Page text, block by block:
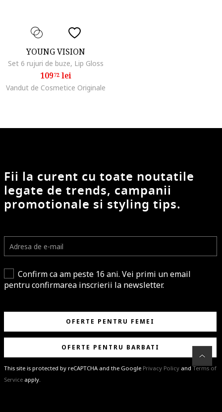
YOUNG VISION
Set 6 rujuri de buze, Lip Gloss
10972lei
Vandut de Cosmetice Originale
Fii la curent cu toate noutatile
legate de trends, campanii
promotionale si styling tips.
Confirm ca am peste 16 ani. Vei primi un email
pentru confirmarea inscrierii la newsletter.
OFERTE PENTRU FEMEI
OFERTE PENTRU BARBATI
This site is protected by reCAPTCHA and the Google Privacy Policy andTerms of
Service apply.